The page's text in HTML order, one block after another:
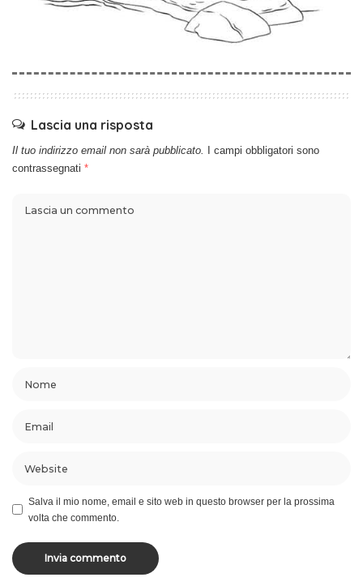
Lascia una risposta
Il tuo indirizzo email non sarà pubblicato. I campi obbligatori sono
contrassegnati *
Salva il mio nome, email e sito web in questo browser per la prossima
volta che commento.